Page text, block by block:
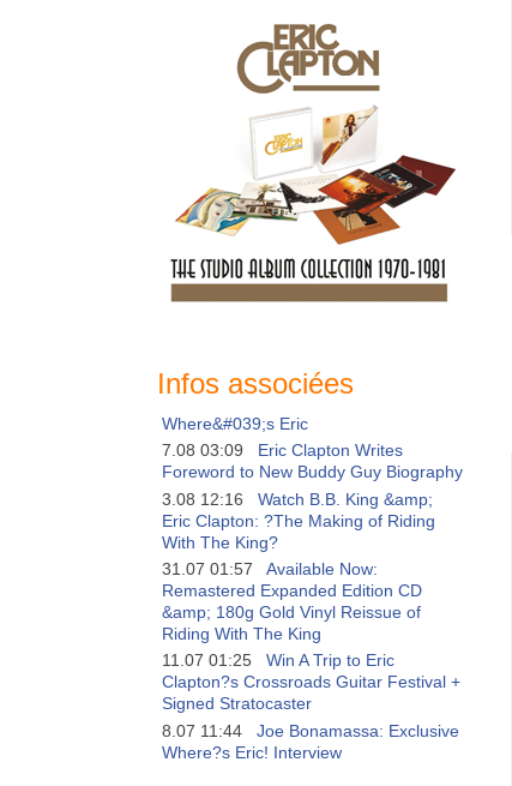
Infos associées
Where&#039;s Eric
7.08 03:09
Eric Clapton Writes
Foreword to New Buddy Guy Biography
3.08 12:16
Watch B.B. King &amp;
Eric Clapton: ?The Making of Riding
With The King?
31.07 01:57
Available Now:
Remastered Expanded Edition CD
&amp; 180g Gold Vinyl Reissue of
Riding With The King
11.07 01:25
Win A Trip to Eric
Clapton?s Crossroads Guitar Festival +
Signed Stratocaster
8.07 11:44
Joe Bonamassa: Exclusive
Where?s Eric! Interview